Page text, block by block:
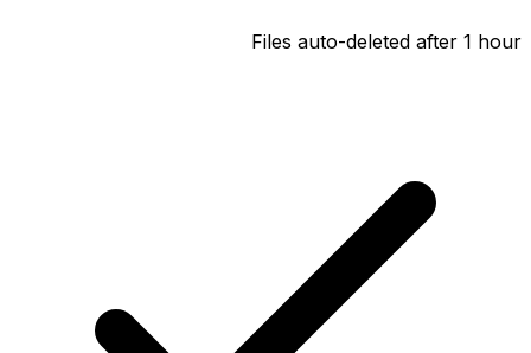
Files auto-deleted after 1 hour